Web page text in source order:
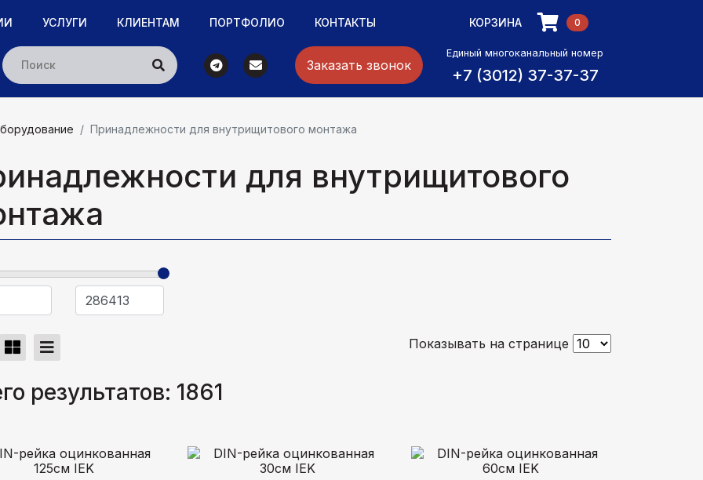
УСЛУГИ КЛИЕНТАМ ПОРТФОЛИО КОНТАКТЫ КОРЗИНА 0
Единый многоканальный номер
+7 (3012) 37-37-37
Заказать звонок
Принадлежности для внутрищитового монтажа
для внутрищитового
Показывать на странице
результатов: 1861